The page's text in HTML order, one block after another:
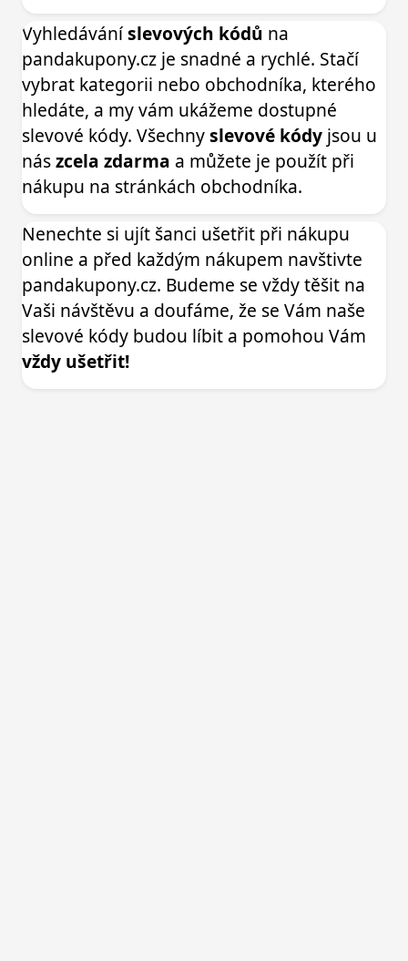
Vyhledáváníslevových kódů na
pandakupony.cz je snadné a rychlé. Stačí
vybrat kategorii nebo obchodníka, kterého
hledáte, a my vám ukážeme dostupné
slevové kódy. Všechnyslevové kódy jsou u
nászcela zdarma a můžete je použít při
nákupu na stránkách obchodníka.
Nenechte si ujít šanci ušetřit při nákupu
online a před každým nákupem navštivte
pandakupony.cz. Budeme se vždy těšit na
Vaši návštěvu a doufáme, že se Vám naše
slevové kódy budou líbit a pomohou Vám
vždy ušetřit!